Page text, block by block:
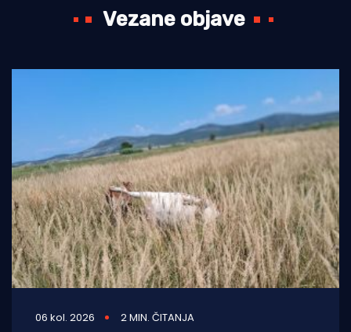
Vezane objave
06 kol. 2026 2 MIN. ČITANJA